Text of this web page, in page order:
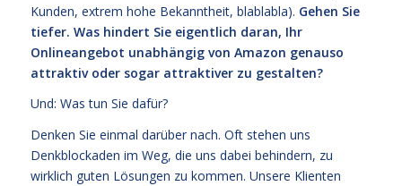
Kunden, extrem hohe Bekanntheit, blablabla). Gehen Sie
tiefer. Was hindert Sie eigentlich daran, Ihr
Onlineangebot unabhängig von Amazon genauso
attraktiv oder sogar attraktiver zu gestalten?
Und: Was tun Sie dafür?
Denken Sie einmal darüber nach. Oft stehen uns
Denkblockaden im Weg, die uns dabei behindern, zu
wirklich guten Lösungen zu kommen. Unsere Klienten